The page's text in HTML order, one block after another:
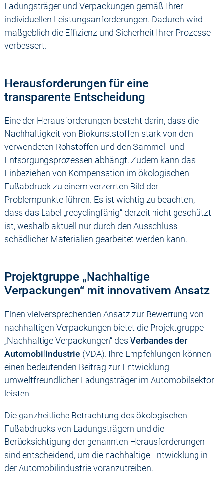
Ladungsträger und Verpackungen gemäß Ihrer
individuellen Leistungsanforderungen. Dadurch wird
maßgeblich die Effizienz und Sicherheit Ihrer Prozesse
verbessert.
Herausforderungen für eine
transparente Entscheidung
Eine der Herausforderungen besteht darin, dass die
Nachhaltigkeit von Biokunststoffen stark von den
verwendeten Rohstoffen und den Sammel- und
Entsorgungsprozessen abhängt. Zudem kann das
Einbeziehen von Kompensation im ökologischen
Fußabdruck zu einem verzerrten Bild der
Problempunkte führen. Es ist wichtig zu beachten,
dass das Label „recyclingfähig“ derzeit nicht geschützt
ist, weshalb aktuell nur durch den Ausschluss
schädlicher Materialien gearbeitet werden kann.
Projektgruppe „Nachhaltige
Verpackungen“ mit innovativem Ansatz
Einen vielversprechenden Ansatz zur Bewertung von
nachhaltigen Verpackungen bietet die Projektgruppe
„Nachhaltige Verpackungen“ des Verbandes der
Automobilindustrie (VDA). Ihre Empfehlungen können
einen bedeutenden Beitrag zur Entwicklung
umweltfreundlicher Ladungsträger im Automobilsektor
leisten.
Die ganzheitliche Betrachtung des ökologischen
Fußabdrucks von Ladungsträgern und die
Berücksichtigung der genannten Herausforderungen
sind entscheidend, um die nachhaltige Entwicklung in
der Automobilindustrie voranzutreiben.